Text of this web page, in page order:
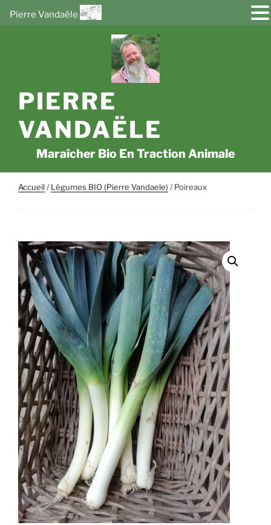
PIERRE
VANDAËLE
Maraîcher Bio En Traction Animale
Accueil/Légumes BIO (Pierre Vandaele) / Poireaux
Pierre Vandaële